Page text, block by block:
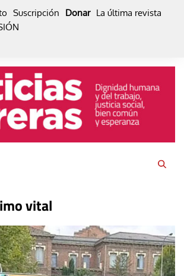
Suscripción Donar La última revista
vital